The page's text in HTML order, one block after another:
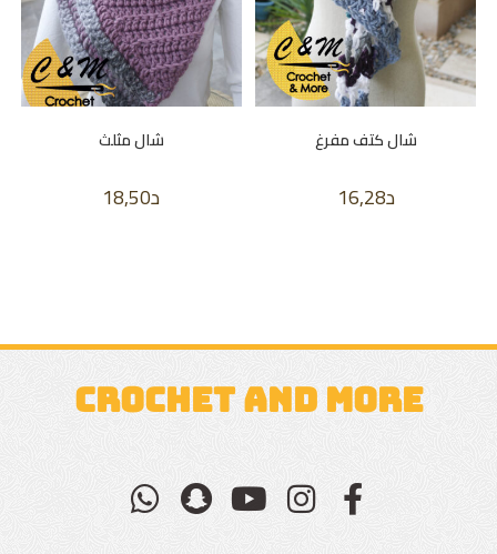
شال كتف مفرغ
د16,28
شال مثلث
د18,50
CROCHET AND MORE